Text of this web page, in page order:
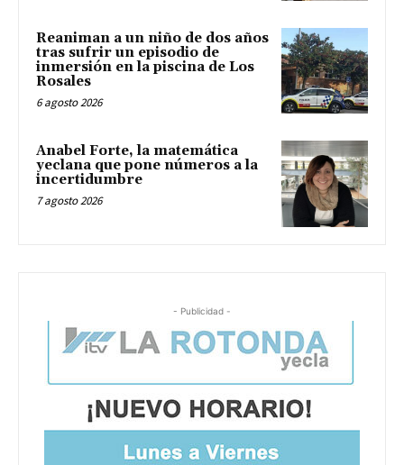
Reaniman a un niño de dos años
tras sufrir un episodio de
inmersión en la piscina de Los
Rosales
6 agosto 2026
Anabel Forte, la matemática
yeclana que pone números a la
incertidumbre
7 agosto 2026
- Publicidad -